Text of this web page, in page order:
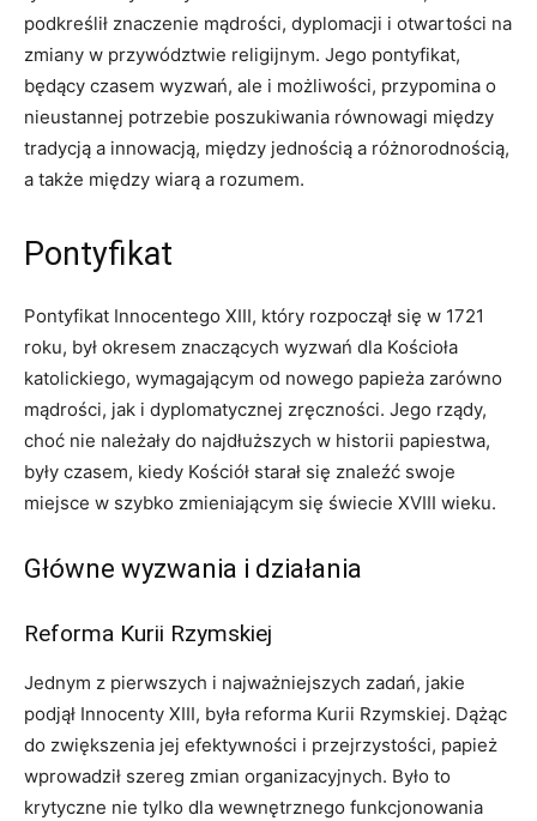
podkreślił znaczenie mądrości, dyplomacji i otwartości na
zmiany w przywództwie religijnym. Jego pontyfikat,
będący czasem wyzwań, ale i możliwości, przypomina o
nieustannej potrzebie poszukiwania równowagi między
tradycją a innowacją, między jednością a różnorodnością,
a także między wiarą a rozumem.
Pontyfikat
Pontyfikat Innocentego XIII, który rozpoczął się w 1721
roku, był okresem znaczących wyzwań dla Kościoła
katolickiego, wymagającym od nowego papieża zarówno
mądrości, jak i dyplomatycznej zręczności. Jego rządy,
choć nie należały do najdłuższych w historii papiestwa,
były czasem, kiedy Kościół starał się znaleźć swoje
miejsce w szybko zmieniającym się świecie XVIII wieku.
Główne wyzwania i działania
Reforma Kurii Rzymskiej
Jednym z pierwszych i najważniejszych zadań, jakie
podjął Innocenty XIII, była reforma Kurii Rzymskiej. Dążąc
do zwiększenia jej efektywności i przejrzystości, papież
wprowadził szereg zmian organizacyjnych. Było to
krytyczne nie tylko dla wewnętrznego funkcjonowania